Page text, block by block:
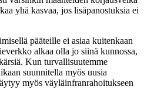
yhä kasvaa, jos lisäpanostuksia ei
pääteille ei asiaa kuitenkaan
alkaa olla jo siinä kunnossa,
Kun turvallisuutemme
suunnitella myös uusia
myös väyläinfranrahoitukseen